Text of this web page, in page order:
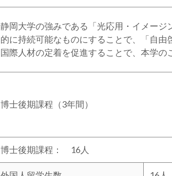
静岡大学の強みである「光応用・イメー
的に持続可能なものにすることで、「自
国際人材の定着を促進することで、本学の
博士後期課程（3年間）
博士後期課程： 16人